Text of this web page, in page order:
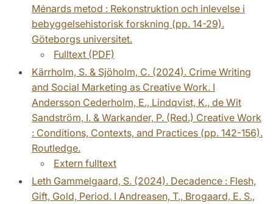
Ménards metod : Rekonstruktion och inlevelse i
bebyggelsehistorisk forskning (pp. 14-29).
Göteborgs universitet.
Fulltext (PDF)
Kärrholm, S. & Sjöholm, C. (2024). Crime Writing
and Social Marketing as Creative Work. I
Andersson Cederholm, E., Lindqvist, K., de Wit
Sandström, I. & Warkander, P. (Red.) Creative Work
: Conditions, Contexts, and Practices (pp. 142-156).
Routledge.
Extern fulltext
Leth Gammelgaard, S. (2024). Decadence : Flesh,
Gift, Gold, Period. I Andreasen, T., Brogaard, E. S.,